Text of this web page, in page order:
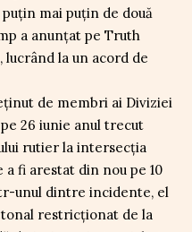
mai puțin de două
a anunțat pe Truth
lucrând la un acord de
de membri ai Diviziei
26 iunie anul trecut
rutier la intersecția
a fi arestat din nou pe 10
unul dintre incidente, el
restricționat de la